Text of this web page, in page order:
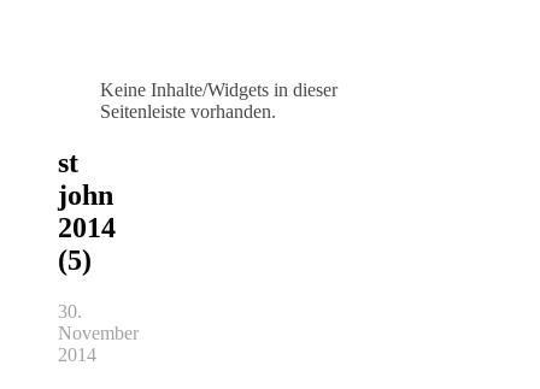
Keine Inhalte/Widgets in dieser
Seitenleiste vorhanden.
st
john
2014
(5)
30.
November
2014